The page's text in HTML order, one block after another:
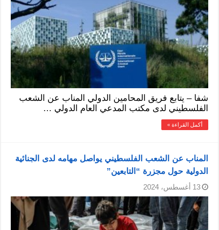
شفا – يتابع فريق المحامين الدولي المناب عن الشعب
الفلسطيني لدى مكتب المدعي العام الدولي …
أكمل القراءة »
المناب عن الشعب الفلسطيني يواصل مهامه لدى الجنائية
الدولية حول مجزرة “التابعين”
13 أغسطس، 2024